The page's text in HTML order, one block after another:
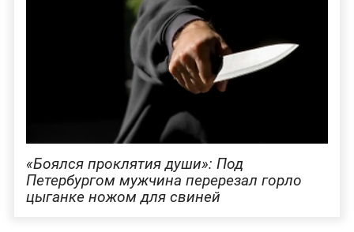
«Боялся проклятия души»: Под
Петербургом мужчина перерезал горло
цыганке ножом для свиней